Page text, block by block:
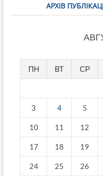
АРХІВ
ПН ВТ СР
3 4 5
10 11 12
17 18 19
24 25 26